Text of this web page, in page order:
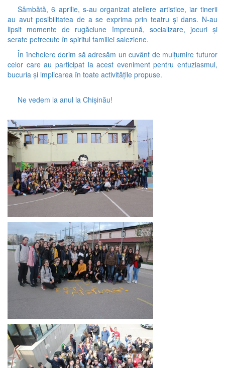
Sâmbătă, 6 aprilie, s-au organizat ateliere artistice, iar tinerii
au avut posibilitatea de a se exprima prin teatru și dans. N-au
lipsit momente de rugăciune împreună, socializare, jocuri și
serate petrecute în spiritul familiei saleziene.
În încheiere dorim să adresăm un cuvânt de mulțumire tuturor
celor care au participat la acest eveniment pentru entuziasmul,
bucuria și implicarea în toate activitățile propuse.
Ne vedem la anul la Chișinău!